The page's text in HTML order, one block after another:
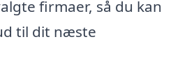
firmaer, så du kan
til dit næste